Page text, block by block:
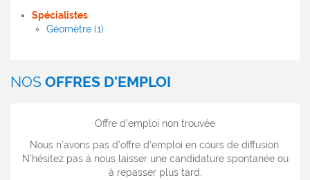
Spécialistes
Géomètre (1)
NOS OFFRES D’EMPLOI
Offre d'emploi non trouvée
Nous n’avons pas d’offre d’emploi en cours de diffusion.
N’hésitez pas à nous laisser une candidature spontanée ou
à repasser plus tard.